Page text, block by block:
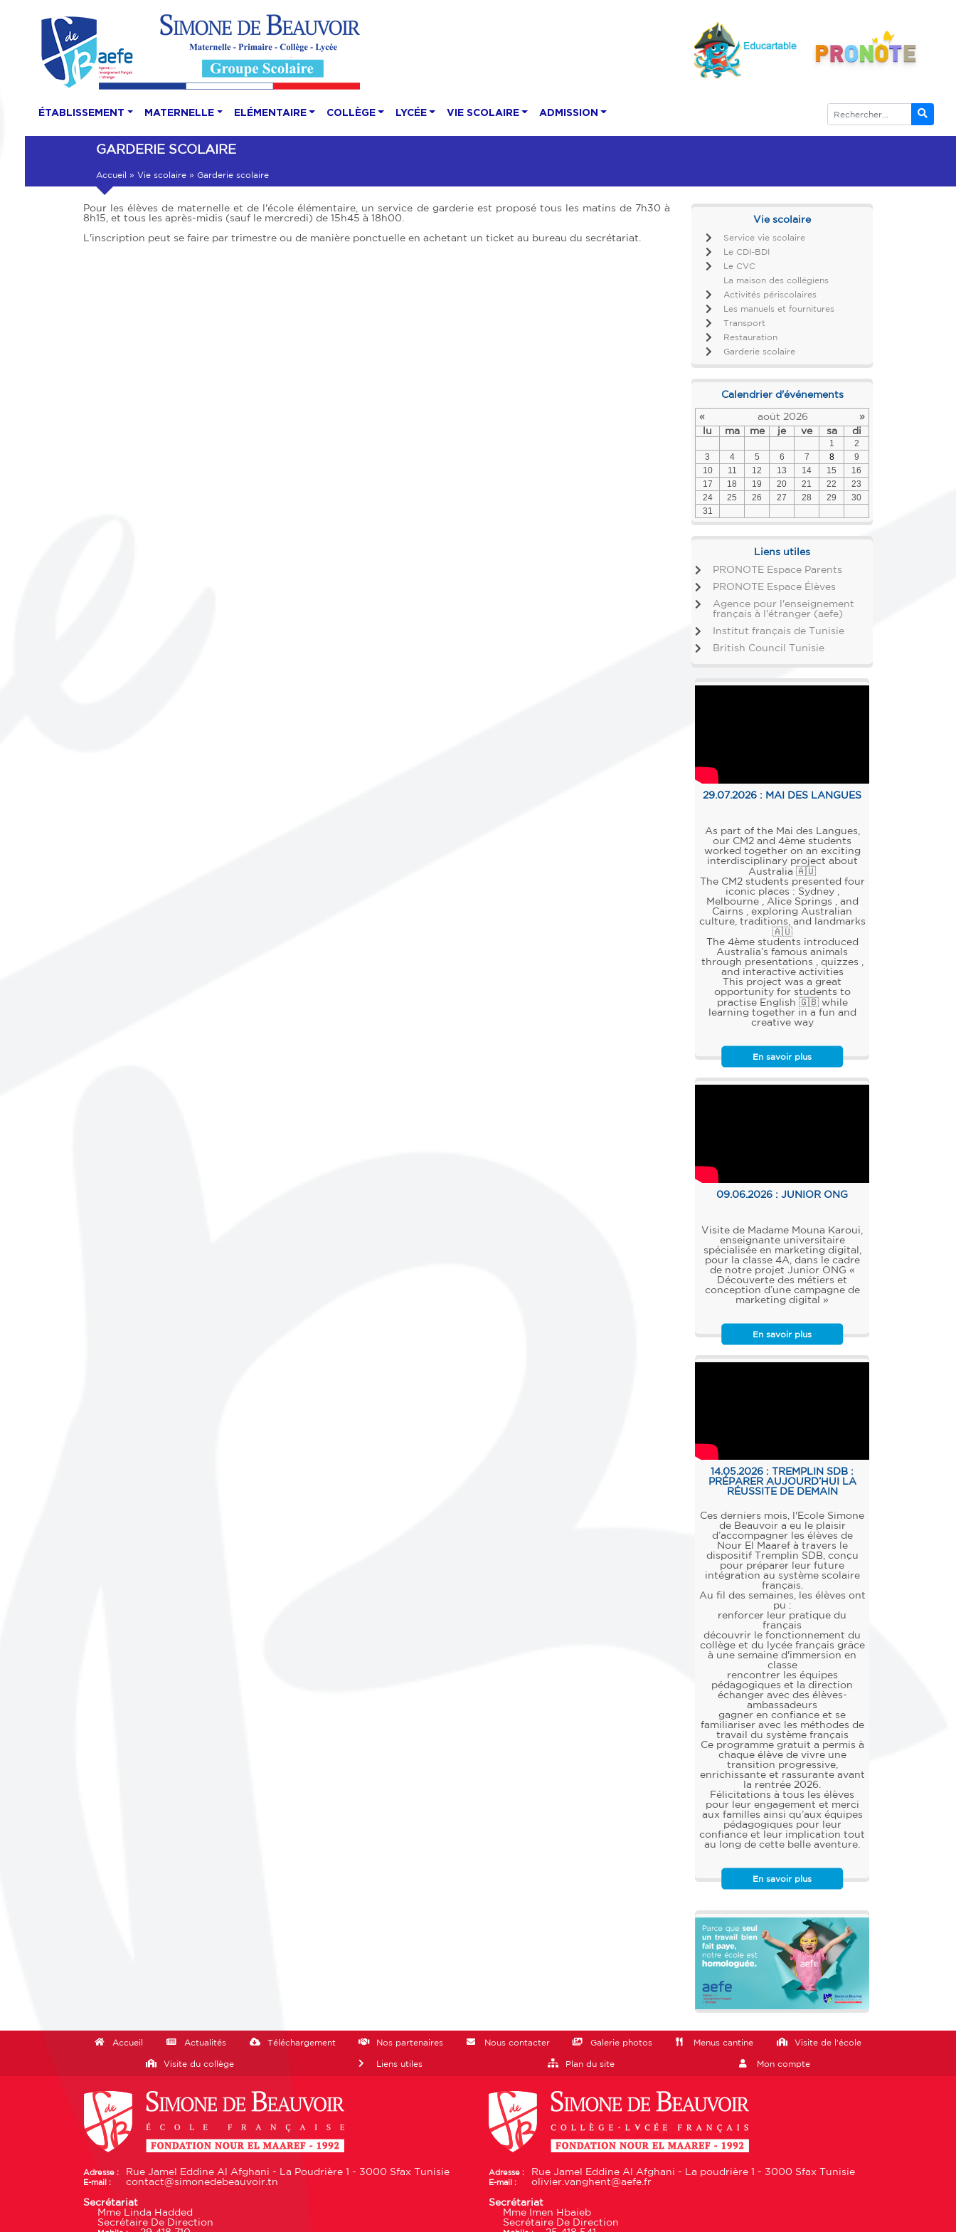
ÉTABLISSEMENT MATERNELLE ELÉMENTAIRE COLLÈGE LYCÉE VIE SCOLAIRE ADMISSION
GARDERIE SCOLAIRE
Accueil » Vie scolaire» Garderie scolaire
Vie scolaire
Service vie scolaire
Le CDI-BDI
Le CVC
La maison des collégiens
Activités périscolaires
Les manuels et fournitures
Transport
Restauration
Garderie scolaire
Calendrier d'événements
« août 2026
»
lu
ma me je ve sa
di
1
2
3
4 5 6 7 8
9
10
11 12 13 14 15
16
17
18 19 20 21 22
23
24
25 26 27 28 29
30
31
Liens utiles
PRONOTE Espace Parents
PRONOTE Espace Élèves
Agence pour l'enseignement
français à l'étranger (aefe)
Institut français de Tunisie
British Council Tunisie
29.07.2026 : MAI DES LANGUES
As part of the Mai des Langues,
our CM2 and 4ème students
worked together on an exciting
interdisciplinary project about
Australia 🇦🇺
The CM2 students presented four
iconic places : Sydney ,
Melbourne , Alice Springs , and
Cairns , exploring Australian
culture, traditions, and landmarks
🇦🇺
The 4ème students introduced
Australia’s famous animals
through presentations , quizzes ,
and interactive activities
This project was a great
opportunity for students to
practise English 🇬🇧 while
learning together in a fun and
creative way
En savoir plus
09.06.2026 : JUNIOR ONG
Visite de Madame Mouna Karoui,
enseignante universitaire
spécialisée en marketing digital,
pour la classe 4A, dans le cadre
de notre projet Junior ONG «
Découverte des métiers et
conception d’une campagne de
marketing digital »
En savoir plus
14.05.2026 : TREMPLIN SDB :
PRÉPARER AUJOURD’HUI LA
RÉUSSITE DE DEMAIN
Ces derniers mois, l'Ecole Simone
de Beauvoir a eu le plaisir
d’accompagner les élèves de
Nour El Maaref à travers le
dispositif Tremplin SDB, conçu
pour préparer leur future
intégration au système scolaire
français.
Au fil des semaines, les élèves ont
pu :
renforcer leur pratique du
français
découvrir le fonctionnement du
collège et du lycée français grâce
à une semaine d'immersion en
classe
rencontrer les équipes
pédagogiques et la direction
échanger avec des élèves-
ambassadeurs
gagner en confiance et se
familiariser avec les méthodes de
travail du système français
Ce programme gratuit a permis à
chaque élève de vivre une
transition progressive,
enrichissante et rassurante avant
la rentrée 2026.
Félicitations à tous les élèves
pour leur engagement et merci
aux familles ainsi qu’aux équipes
pédagogiques pour leur
confiance et leur implication tout
au long de cette belle aventure.
En savoir plus
Pour les élèves de maternelle et de l'école élémentaire, un service de garderie est proposé tous les matins de 7h30 à
8h15, et tous les après-midis (sauf le mercredi) de 15h45 à 18h00.
L'inscription peut se faire par trimestre ou de manière ponctuelle en achetant un ticket au bureau du secrétariat.
Accueil Actualités Téléchargement Nos partenaires Nous contacter Galerie photos Menus cantine Visite de l'école
Visite du collège Liens utiles Plan du site Mon compte
Adresse : Rue Jamel Eddine Al Afghani - La Poudrière 1 - 3000 Sfax Tunisie
E-mail : contact@simonedebeauvoir.tn
Secrétariat
Mme Linda Hadded
Secrétaire De Direction
Adresse : Rue Jamel Eddine Al Afghani - La poudrière 1 - 3000 Sfax Tunisie
E-mail : olivier.vanghent@aefe.fr
Secrétariat
Mme Imen Hbaieb
Secrétaire De Direction